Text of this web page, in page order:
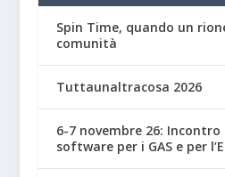
Spin Time, quando un
comunità
Tuttaunaltracosa 2026
6-7 novembre 26:
software per i GAS e per